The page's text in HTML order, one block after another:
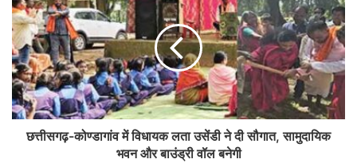
छत्तीसगढ़-कोण्डागांव में विधायक लता उसेंडी ने दी सौगात, सामुदायिक
भवन और बाउंड्री वॉल बनेगी